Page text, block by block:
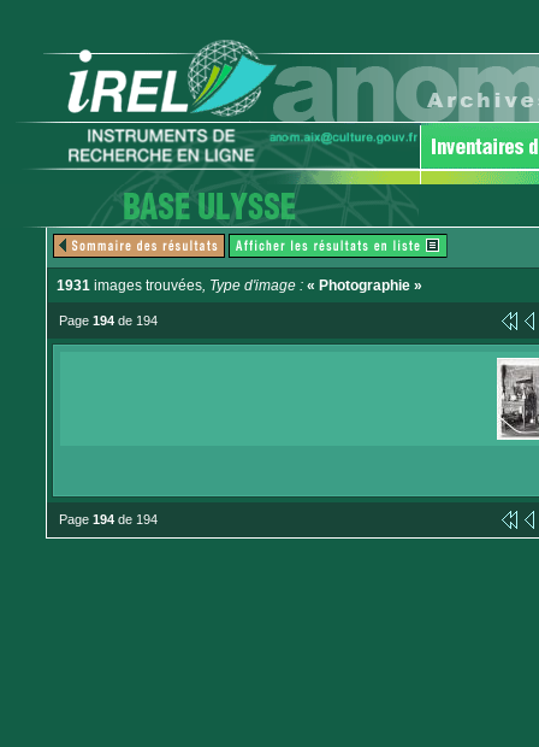
1931 images trouvées, Type d'image : « Photographie »
Page 194 de 194
Page 194 de 194